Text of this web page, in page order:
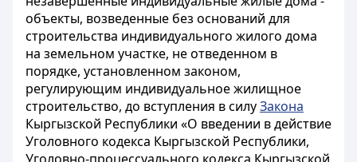
объекты, возведенные без оснований для
строительства индивидуального жилого дома
на земельном участке, не отведенном в
порядке, установленном законом,
регулирующим индивидуальное жилищное
строительство, до вступления в силуЗакона
Кыргызской Республики «О введении в действие
Уголовного кодекса Кыргызской Республики,